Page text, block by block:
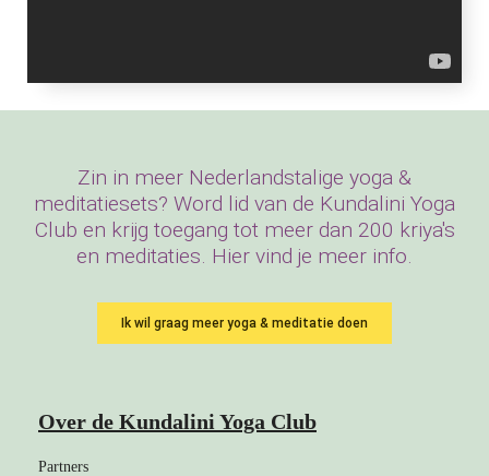
Zin in meer Nederlandstalige yoga &
meditatiesets? Word lid van de Kundalini Yoga
Club en krijg toegang tot meer dan 200 kriya's
en meditaties. Hier vind je meer info.
Ik wil graag meer yoga & meditatie doen
Over de Kundalini Yoga Club
Partners